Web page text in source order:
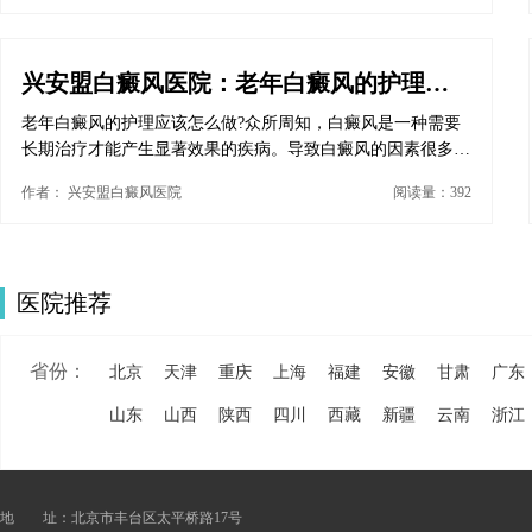
兴安盟白癜风医院：老年白癜风的护理应
该怎么做?
老年白癜风的护理应该怎么做?众所周知，白癜风是一种需要
长期治疗才能产生显著效果的疾病。导致白癜风的因素很多，
年人患有白癜风，在白癜风人群中占很大一部分。老年人白癜
作者： 兴安盟白癜风医院 阅读量：392
医院推荐
省份： 北京 天津 重庆 上海 福建 安徽 甘肃 广东
山东 山西 陕西 四川 西藏 新疆 云南 浙江
地 址：北京市丰台区太平桥路17号